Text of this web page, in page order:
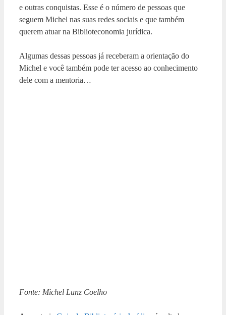
e outras conquistas. Esse é o número de pessoas que
seguem Michel nas suas redes sociais e que também
querem atuar na Biblioteconomia jurídica.
Algumas dessas pessoas já receberam a orientação do
Michel e você também pode ter acesso ao conhecimento
dele com a mentoria…
Fonte: Michel Lunz Coelho